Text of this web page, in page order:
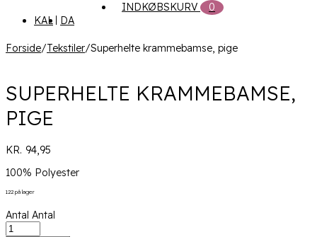
KAL DA
INDKØBSKURV 0
Forside/Tekstiler/Superhelte krammebamse, pige
SUPERHELTE KRAMMEBAMSE,
PIGE
KR. 94,95
100% Polyester
122 på lager
Antal Antal